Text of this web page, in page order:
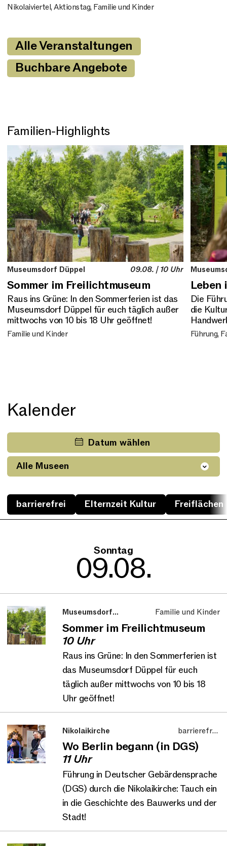
Nikolaiviertel, Aktionstag, Familie und Kinder
Alle Veranstaltungen
Buchbare Angebote
Familien-Highlights
Museumsdorf Düppel 09.08. | 10 Uhr
Sommer im Freilichtmuseum
Raus ins Grüne: In den Sommerferien ist das
Museumsdorf Düppel für euch täglich außer
mittwochs von 10 bis 18 Uhr geöffnet!
Familie und Kinder
Die
die
Kalender
Datum wählen
barrierefrei Elternzeit Kultur Freiflächen
Sonntag
09.08.
Museumsdorf
Düppel
Familie und Kinder
Sommer im Freilichtmuseum
10 Uhr
Raus ins Grüne: In den Sommerferien ist
das Museumsdorf Düppel für euch
täglich außer mittwochs von 10 bis 18
Uhr geöffnet!
Nikolaikirche
barrierefrei,
Nikolaiviertel,
Führung
Wo Berlin begann (in DGS)
11 Uhr
Führung in Deutscher Gebärdensprache
(DGS) durch die Nikolaikirche: Tauch ein
in die Geschichte des Bauwerks und der
Stadt!